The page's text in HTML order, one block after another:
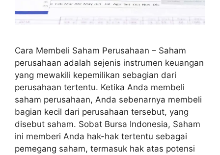
Cara Membeli Saham Perusahaan – Saham
perusahaan adalah sejenis instrumen keuangan
yang mewakili kepemilikan sebagian dari
perusahaan tertentu. Ketika Anda membeli
saham perusahaan, Anda sebenarnya membeli
bagian kecil dari perusahaan tersebut, yang
disebut saham. Sobat Bursa Indonesia, Saham
ini memberi Anda hak-hak tertentu sebagai
pemegang saham, termasuk hak atas potensi